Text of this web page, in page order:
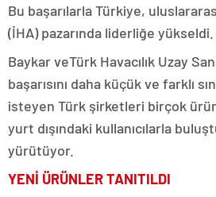
Bu başarılarla Türkiye,
(İHA) pazarında liderliğe yükseldi.
Baykar veTürk Havacılık Uzay
başarısını daha küçük ve farklı
isteyen Türk şirketleri birçok
yurt dışındaki kullanıcılarla
yürütüyor.
YENİ ÜRÜNLER TANITILDI